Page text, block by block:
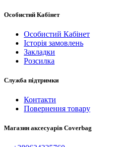
Особистий Кабінет
Особистий Кабінет
Історія замовлень
Закладки
Розсилка
Служба підтримки
Контакти
Повернення товару
Магазин аксесуарів Coverbag